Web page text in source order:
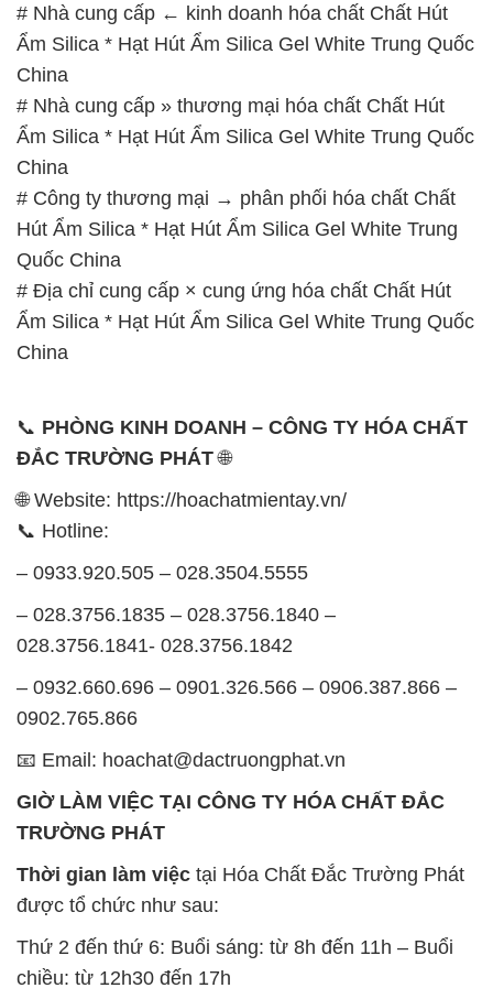
# Nhà cung cấp ← kinh doanh hóa chất Chất Hút
Ẩm Silica * Hạt Hút Ẩm Silica Gel White Trung Quốc
China
# Nhà cung cấp » thương mại hóa chất Chất Hút
Ẩm Silica * Hạt Hút Ẩm Silica Gel White Trung Quốc
China
# Công ty thương mại → phân phối hóa chất Chất
Hút Ẩm Silica * Hạt Hút Ẩm Silica Gel White Trung
Quốc China
# Địa chỉ cung cấp × cung ứng hóa chất Chất Hút
Ẩm Silica * Hạt Hút Ẩm Silica Gel White Trung Quốc
China
📞 PHÒNG KINH DOANH – CÔNG TY HÓA CHẤT
ĐẮC TRƯỜNG PHÁT🌐
🌐 Website: https://hoachatmientay.vn/
📞 Hotline:
– 0933.920.505 – 028.3504.5555
– 028.3756.1835 – 028.3756.1840 –
028.3756.1841- 028.3756.1842
– 0932.660.696 – 0901.326.566 – 0906.387.866 –
0902.765.866
📧 Email: hoachat@dactruongphat.vn
GIỜ LÀM VIỆC TẠI CÔNG TY HÓA CHẤT ĐẮC
TRƯỜNG PHÁT
Thời gian làm việc tại Hóa Chất Đắc Trường Phát
được tổ chức như sau:
Thứ 2 đến thứ 6: Buổi sáng: từ 8h đến 11h – Buổi
chiều: từ 12h30 đến 17h